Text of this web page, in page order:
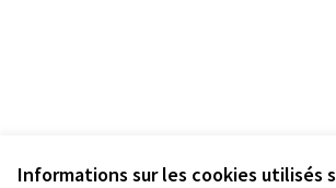
Informations sur les cookies utilisés